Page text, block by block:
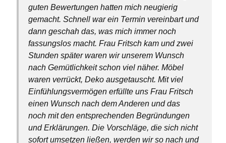
guten Bewertungen hatten mich neugierig
gemacht. Schnell war ein Termin vereinbart und
dann geschah das, was mich immer noch
fassungslos macht. Frau Fritsch kam und zwei
Stunden später waren wir unserem Wunsch
nach Gemütlichkeit schon viel näher. Möbel
waren verrückt, Deko ausgetauscht. Mit viel
Einfühlungsvermögen erfüllte uns Frau Fritsch
einen Wunsch nach dem Anderen und das
noch mit den entsprechenden Begründungen
und Erklärungen. Die Vorschläge, die sich nicht
sofort umsetzen ließen, werden wir so nach und